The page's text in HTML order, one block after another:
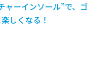
ャーインソール”で、ゴ
しくなる！